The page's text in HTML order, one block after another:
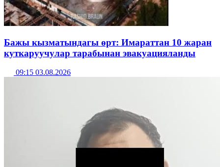
Бажы кызматындагы өрт: Имараттан 10 жаран
куткаруучулар тарабынан эвакуацияланды
09:15 03.08.2026